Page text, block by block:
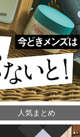
人気まとめ